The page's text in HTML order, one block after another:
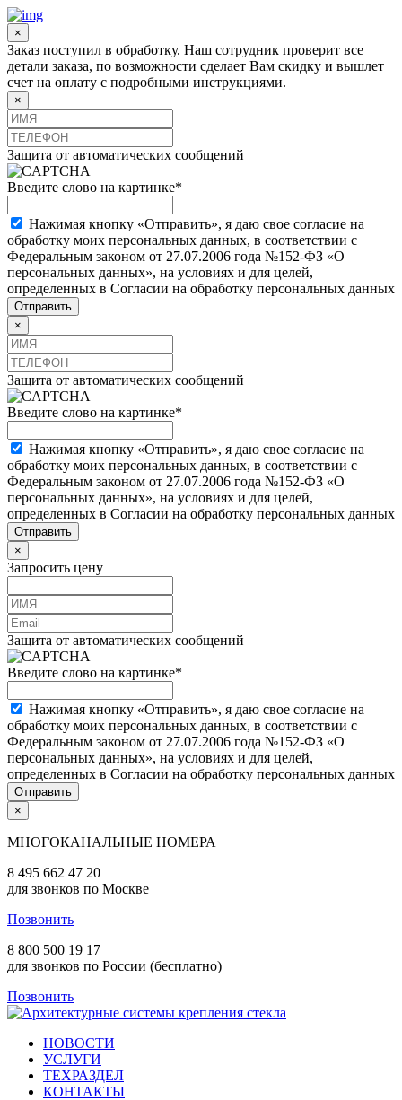
×
Заказ поступил в обработку. Наш сотрудник проверит все
детали заказа, по возможности сделает Вам скидку и вышлет
счет на оплату с подробными инструкциями.
×
Защита от автоматических сообщений
Введите слово на картинке*
Нажимая кнопку «Отправить», я даю свое согласие на
обработку моих персональных данных, в соответствии с
Федеральным законом от 27.07.2006 года №152-ФЗ «О
персональных данных», на условиях и для целей,
определенных в Согласии на обработку персональных данных
×
Защита от автоматических сообщений
Введите слово на картинке*
Нажимая кнопку «Отправить», я даю свое согласие на
обработку моих персональных данных, в соответствии с
Федеральным законом от 27.07.2006 года №152-ФЗ «О
персональных данных», на условиях и для целей,
определенных в Согласии на обработку персональных данных
×
Запросить цену
Защита от автоматических сообщений
Введите слово на картинке*
Нажимая кнопку «Отправить», я даю свое согласие на
обработку моих персональных данных, в соответствии с
Федеральным законом от 27.07.2006 года №152-ФЗ «О
персональных данных», на условиях и для целей,
определенных в Согласии на обработку персональных данных
×
МНОГОКАНАЛЬНЫЕ НОМЕРА
8 495 662 47 20
для звонков по Москве
Позвонить
8 800 500 19 17
для звонков по России (бесплатно)
Позвонить
НОВОСТИ
УСЛУГИ
ТЕХРАЗДЕЛ
КОНТАКТЫ